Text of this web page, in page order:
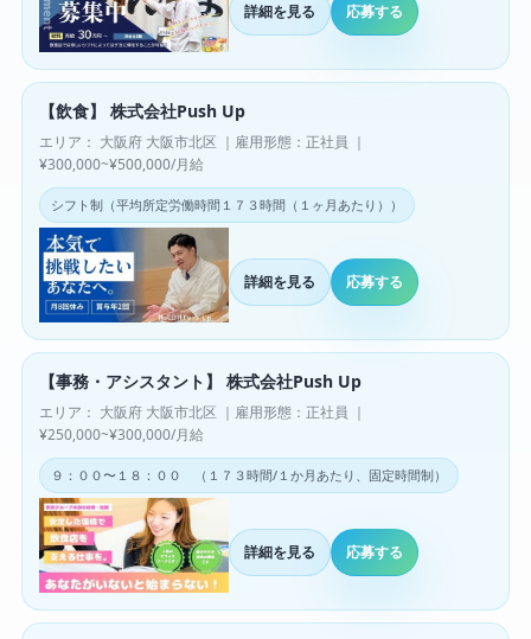
詳細を見る 応募する
【飲食】 株式会社Push Up
エリア： 大阪府 大阪市北区 ｜雇用形態：正社員 ｜
¥300,000~¥500,000/月給
シフト制（平均所定労働時間１７３時間（１ヶ月あたり））
詳細を見る 応募する
【事務・アシスタント】 株式会社Push Up
エリア： 大阪府 大阪市北区 ｜雇用形態：正社員 ｜
¥250,000~¥300,000/月給
９：００〜１８：００ （１７３時間/１か月あたり、固定時間制）
詳細を見る 応募する